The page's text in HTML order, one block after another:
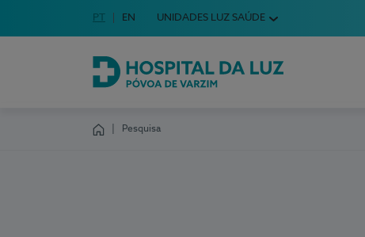
Escolha o seu idioma
Idioma em Português
PT English Language
EN UNIDADES LUZ SAÚDE
Hospital da Luz Póvoa de Varzim
Pesquisa